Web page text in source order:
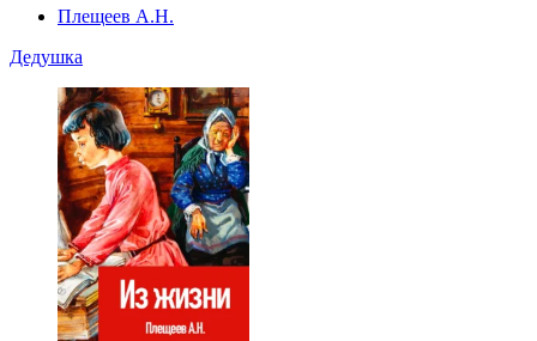
Плещеев А.Н.
Дедушка